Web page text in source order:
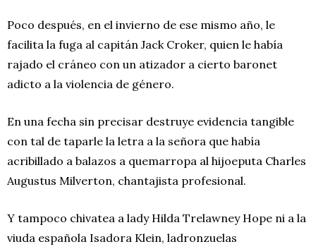
Poco después, en el invierno de ese mismo año, le
facilita la fuga al capitán Jack Croker, quien le había
rajado el cráneo con un atizador a cierto baronet
adicto a la violencia de género.
En una fecha sin precisar destruye evidencia tangible
con tal de taparle la letra a la señora que había
acribillado a balazos a quemarropa al hijoeputa Charles
Augustus Milverton, chantajista profesional.
Y tampoco chivatea a lady Hilda Trelawney Hope ni a la
viuda española Isadora Klein, ladronzuelas